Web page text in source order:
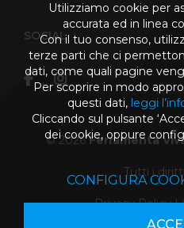
SOCIAL
© 2026Ferramenta
Tutti i
Privacy Policy|
Utilizziamo cookie per
accurata ed in linea
Con il tuo consenso,
terze parti che ci
dati, come quali pagine
Per scoprire in modo
questi dati, leggi
Cliccando sul pulsante
dei cookie, oppure
CONFIGURA